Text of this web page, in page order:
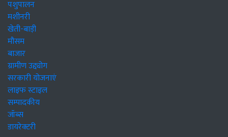
पशुपालन
मशीनरी
खेती-बाड़ी
मौसम
बाजार
ग्रामीण उद्द्योग
सरकारी योजनाएं
लाइफ स्टाइल
सम्पादकीय
जॉब्स
डायरेक्टरी